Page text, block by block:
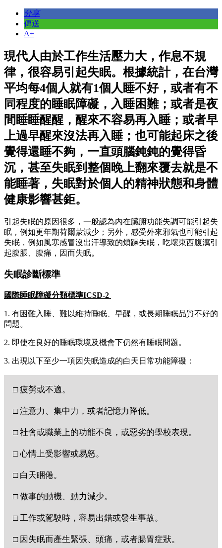
分享
傳送
A+
現代人由於工作生活壓力大，作息不規
律，很容易引起失眠。根據統計，在台灣
平均每4個人就有1個人睡不好，或者有不
同程度的睡眠障礙，入睡困難；或者是夜
間睡睡醒醒，醒來不容易再入睡；或者早
上過早醒來沒法再入睡；也可能起床之後
覺得還睡不夠，一直頭腦鈍鈍的覺得昏
沉，甚至失眠到整個晚上翻來覆去就是不
能睡著，失眠對於個人的精神狀態和身體
健康影響甚鉅。
引起失眠的原因很多，一般認為內在臟腑功能失調可能引起失
眠，例如更年期荷爾蒙減少；另外，感受外來邪氣也可能引起
失眠，例如風寒感冒沒出汗導致的煩躁失眠，吃壞東西腹瀉引
起腹脹、腹痛，因而失眠。
失眠診斷標準
國際睡眠障礙分類標準ICSD-2
1. 有困難入睡、難以維持睡眠、早醒，或長期睡眠品質不好的
問題。
2. 即使在良好的睡眠環境及機會下仍然有睡眠問題。
3. 出現以下至少一項因失眠造成的白天日常功能障礙：
□ 疲勞或不適。
□ 注意力、集中力，或者記憶力降低。
□ 社會或職業上的功能不良，或惡劣的學校表現。
□ 心情上受影響或易怒。
□ 白天睏倦。
□ 做事的動機、動力減少。
□ 工作或駕駛時，容易出錯或發生事故。
□ 因失眠而產生緊張、頭痛，或者腸胃症狀。